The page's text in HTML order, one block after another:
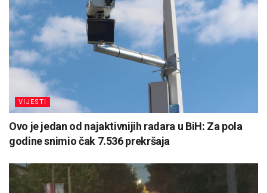
VIJESTI
Ovo je jedan od najaktivnijih radara u BiH: Za pola
godine snimio čak 7.536 prekršaja